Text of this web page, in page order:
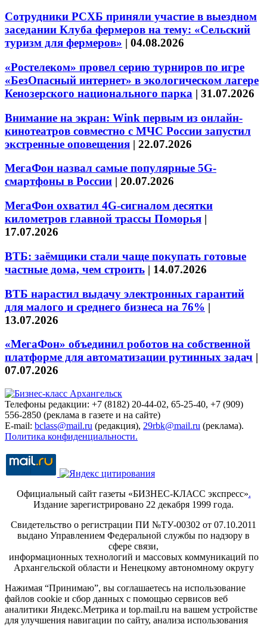
Сотрудники РСХБ приняли участие в выездном
заседании Клуба фермеров на тему: «Сельский
туризм для фермеров» | 04.08.2026
«Ростелеком» провел серию турниров по игре
«БезОпасный интернет» в экологическом лагере
Кенозерского национального парка | 31.07.2026
Внимание на экран: Wink первым из онлайн-
кинотеатров совместно с МЧС России запустил
экстренные оповещения | 22.07.2026
МегаФон назвал самые популярные 5G-
смартфоны в России | 20.07.2026
МегаФон охватил 4G-сигналом десятки
километров главной трассы Поморья |
17.07.2026
ВТБ: заёмщики стали чаще покупать готовые
частные дома, чем строить | 14.07.2026
ВТБ нарастил выдачу электронных гарантий
для малого и среднего бизнеса на 76% |
13.07.2026
«МегаФон» объединил роботов на собственной
платформе для автоматизации рутинных задач |
07.07.2026
Телефоны редакции: +7 (8182) 20-44-02, 65-25-40, +7 (909)
556-2850 (реклама в газете и на сайте)
E-mail: bclass@mail.ru (редакция), 29rbk@mail.ru (реклама).
Политика конфиденциальности.
Официальный сайт газеты «БИЗНЕС-КЛАСС экспресс».
Издание зарегистрировано 22 декабря 1999 года.
Свидетельство о регистрации ПИ №ТУ-00302 от 07.10.2011
выдано Управлением Федеральной службы по надзору в
сфере связи,
информационных технологий и массовых коммуникаций по
Архангельской области и Ненецкому автономному округу
Нажимая “Принимаю”, вы соглашаетесь на использование
файлов cookie и сбор данных с помощью сервисов веб
аналитики Яндекс.Метрика и top.mail.ru на вашем устройстве
для улучшения навигации по сайту, анализа использования